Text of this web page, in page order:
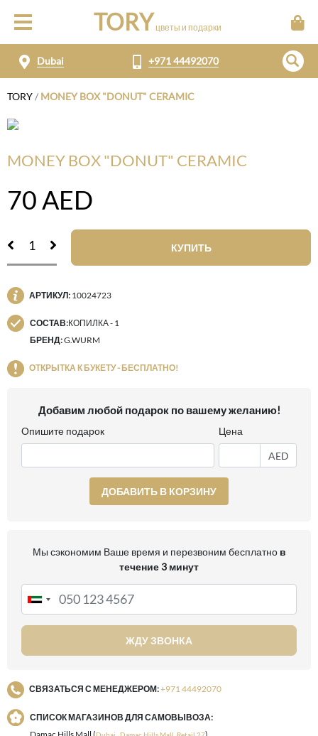
TORY цветы и подарки
Dubai +971 44492070
TORY/ MONEY BOX "DONUT" CERAMIC
MONEY BOX "DONUT" CERAMIC
70 AED
КУПИТЬ
АРТИКУЛ: 10024723
СОСТАВ:КОПИЛКА - 1
БРЕНД:G.WURM
ОТКРЫТКА К БУКЕТУ - БЕСПЛАТНО!
Добавим любой подарок по вашему желанию!
Опишите подарок Цена
AED
ДОБАВИТЬ В КОРЗИНУ
Мы сэкономим Ваше время и перезвоним бесплатно в
течение 3 минут
ЖДУ ЗВОНКА
СВЯЗАТЬСЯ С МЕНЕДЖЕРОМ:+971 44492070
СПИСОК МАГАЗИНОВ ДЛЯ САМОВЫВОЗА: